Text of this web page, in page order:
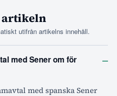
artikeln
utifrån artikelns innehåll.
med Sener om för
–
med spanska Sener